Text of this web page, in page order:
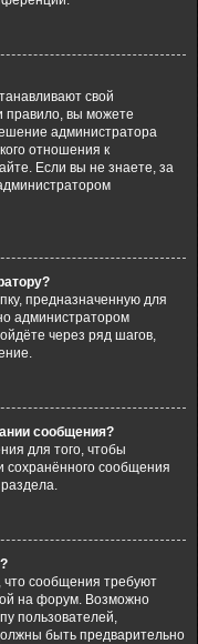
свой
правило, вы можете
администратора
отношения к
Если вы не знаете, за
предназначенную для
администратором
через ряд шагов,
сообщения?
для того, чтобы
сохранённого сообщения
сообщения требуют
на форум. Возможно
пользователей,
быть предварительно